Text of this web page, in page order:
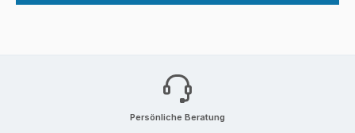
Persönliche Beratung